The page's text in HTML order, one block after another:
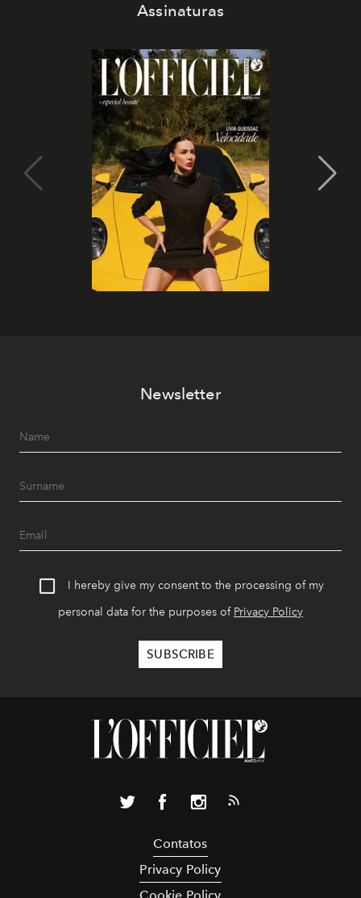
Assinaturas
Newsletter
I hereby give my consent to the processing of my
personal data for the purposes of Privacy Policy
Contatos
Privacy Policy
Cookie Policy